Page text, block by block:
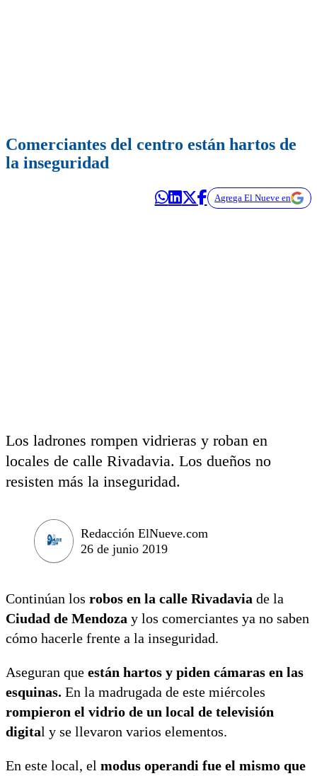
Comerciantes del centro están hartos de
la inseguridad
Agrega El Nueve en
Los ladrones rompen vidrieras y roban en
locales de calle Rivadavia. Los dueños no
resisten más la inseguridad.
Redacción ElNueve.com
26 de junio 2019
Continúan los robos en la calle Rivadavia de la
Ciudad de Mendoza y los comerciantes ya no saben
cómo hacerle frente a la inseguridad.
Aseguran que están hartos y piden cámaras en las
esquinas. En la madrugada de este miércoles
rompieron el vidrio de un local de televisión
digital y se llevaron varios elementos.
En este local, el modus operandi fue el mismo que